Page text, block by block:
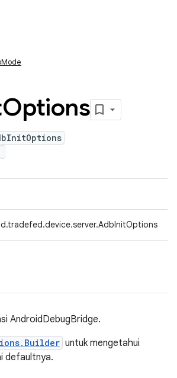
Options
AndroidDebugBridge.
untuk mengetahui
defaultnya.